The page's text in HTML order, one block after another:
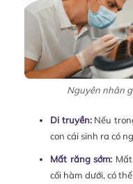
Nguyên nhân
Di truyền:Nếu
con cái sinh ra có
Mất răng sớm:
cối hàm dưới, có